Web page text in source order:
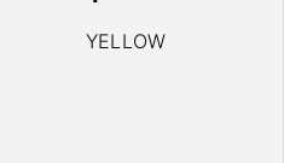
YELLOW